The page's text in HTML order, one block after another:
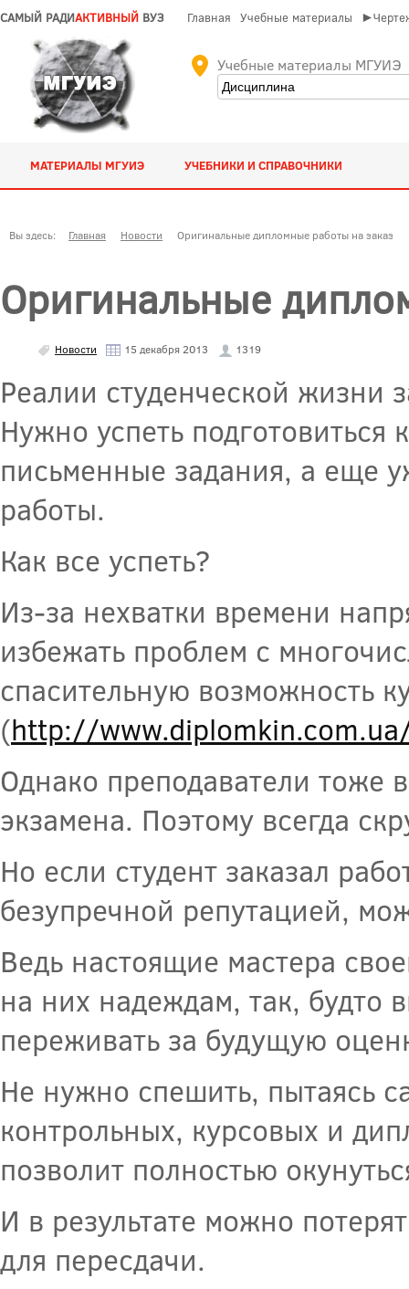
САМЫЙ РАДИАКТИВНЫЙ ВУЗ Главная Учебные материалы
Учебные материалы МГУИЭ
МАТЕРИАЛЫ МГУИЭ УЧЕБНИКИ И СПРАВОЧНИКИ
Вы здесь: Главная Новости Оригинальные дипломные работы на заказ
Оригинальные
Новости 15 декабря 2013 1319
Реалии студенческой жизни
Нужно успеть
письменные задания, а еще
работы.
Как все успеть?
Из-за нехватки времени
избежать проблем с
спасительную возможность
(http://
Однако преподаватели тоже
экзамена. Поэтому всегда
Но если студент заказал
безупречной репутацией,
Ведь настоящие мастера
на них надеждам, так, будто
переживать за будущую
Не нужно спешить, пытаясь
контрольных, курсовых и
позволит полностью
И в результате можно
для пересдачи.